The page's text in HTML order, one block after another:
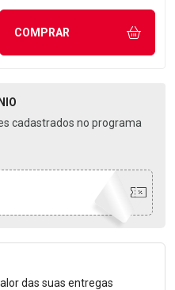
UMA UNIDADE
COMPRAR
cadastrados no programa
o Frete
das suas entregas